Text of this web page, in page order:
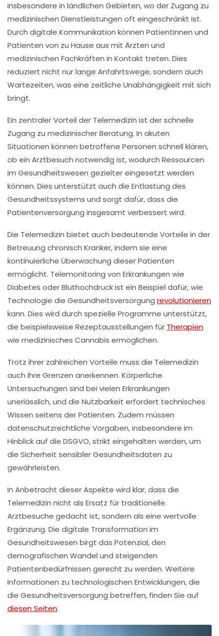
insbesondere in ländlichen Gebieten, wo der Zugang zu
medizinischen Dienstleistungen oft eingeschränkt ist.
Durch digitale Kommunikation können Patientinnen und
Patienten von zu Hause aus mit Ärzten und
medizinischen Fachkräften in Kontakt treten. Dies
reduziert nicht nur lange Anfahrtswege, sondern auch
Wartezeiten, was eine zeitliche Unabhängigkeit mit sich
bringt.
Ein zentraler Vorteil der Telemedizin ist derschnelle
Zugang zu medizinischer Beratung. In akuten
Situationen können betroffene Personen schnell klären,
ob ein Arztbesuch notwendig ist, wodurch Ressourcen
im Gesundheitswesen gezielter eingesetzt werden
können. Dies unterstützt auch die Entlastung des
Gesundheitssystems und sorgt dafür, dass die
Patientenversorgung insgesamt verbessert wird.
Die Telemedizin bietet auch bedeutende Vorteile in der
Betreuung chronisch Kranker, indem sie eine
kontinuierliche Überwachung dieser Patienten
ermöglicht. Telemonitoring von Erkrankungen wie
Diabetes oder Bluthochdruck ist ein Beispiel dafür, wie
Technologie die Gesundheitsversorgung revolutionieren
kann. Dies wird durch spezielle Programme unterstützt,
die beispielsweise Rezeptausstellungen für Therapien
wie medizinisches Cannabis ermöglichen.
Trotz ihrer zahlreichen Vorteile muss die Telemedizin
auch ihre Grenzen anerkennen. Körperliche
Untersuchungen sind bei vielen Erkrankungen
unerlässlich, und die Nutzbarkeit erfordert technisches
Wissen seitens der Patienten. Zudem müssen
datenschutzrechtliche Vorgaben, insbesondere im
Hinblick auf die DSGVO, strikt eingehalten werden, um
die Sicherheit sensibler Gesundheitsdaten zu
gewährleisten.
In Anbetracht dieser Aspekte wird klar, dass die
Telemedizin nicht als Ersatz für traditionelle
Arztbesuche gedacht ist, sondern als eine wertvolle
Ergänzung. Die digitale Transformation im
Gesundheitswesen birgt das Potenzial, den
demografischen Wandel und steigenden
Patientenbedürfnissen gerecht zu werden. Weitere
Informationen zu technologischen Entwicklungen, die
die Gesundheitsversorgung betreffen, finden Sie auf
diesen Seiten.